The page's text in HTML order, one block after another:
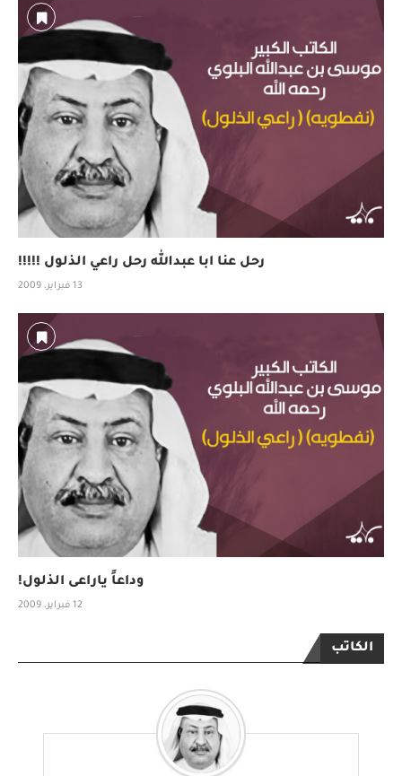
رحل عنا ابا عبدالله رحل راعي الذلول !!!!!
13 فبراير، 2009
وداعاً ياراعى الذلول!
12 فبراير، 2009
الكاتب